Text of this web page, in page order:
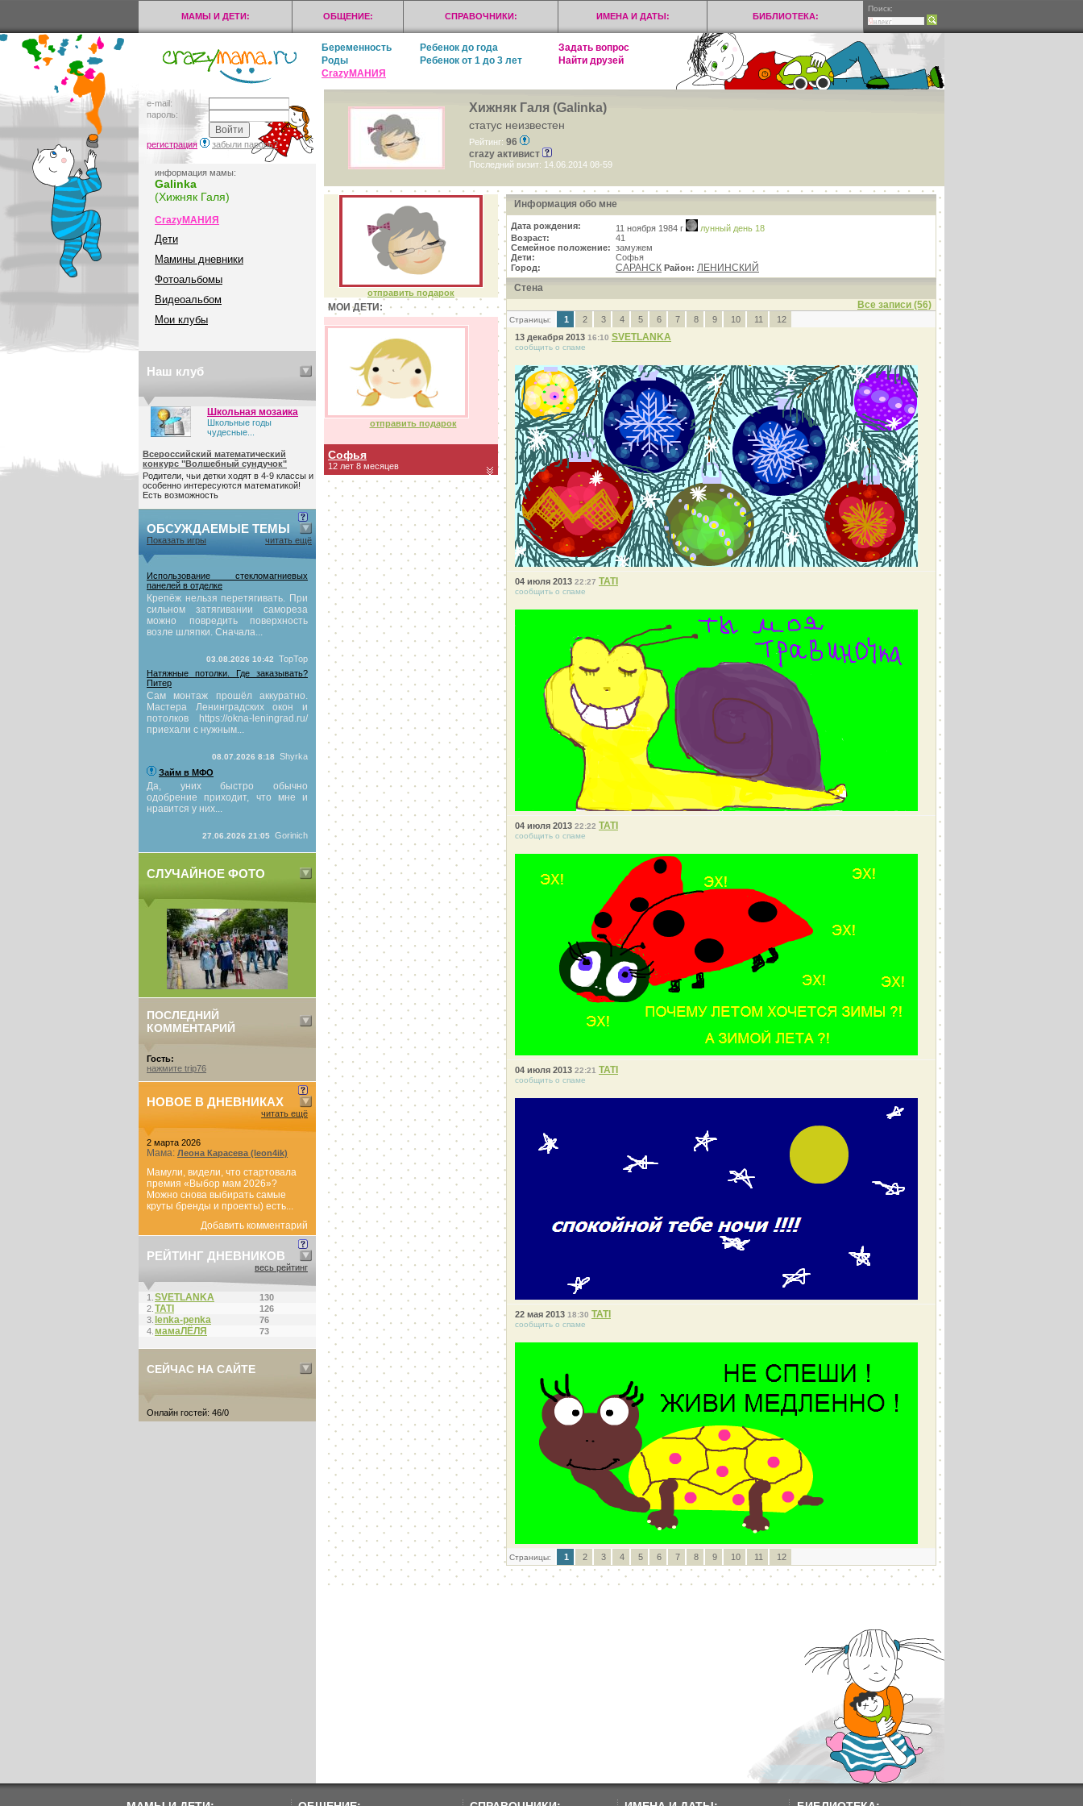
МАМЫ И ДЕТИ: ОБЩЕНИЕ: СПРАВОЧНИКИ: ИМЕНА И ДАТЫ: БИБЛИОТЕКА:
Поиск:
Беременность Ребенок до года
Задать вопрос
Роды
Ребенок от 1 до 3 лет
Найти друзей
CrazyМАНИЯ
e-mail:
пароль:
регистрация забыли пароль?
информация мамы:
Galinka
(Хижняк Галя)
CrazyМАНИЯ
Дети
Мамины дневники
Фотоальбомы
Видеоальбом
Мои клубы
Наш клуб
Школьная мозаика
Школьные годы
чудесные...
Всероссийский математический
конкурс "Волшебный сундучок"
Родители, чьи детки ходят в 4-9 классы и
особенно интересуются математикой!
Есть возможность
ОБСУЖДАЕМЫЕ ТЕМЫ
Показать игры читать ещё
Использование стекломагниевых
панелей в отделке
Крепёж нельзя перетягивать. При
сильном затягивании самореза
можно повредить поверхность
возле шляпки. Сначала...
03.08.2026 10:42
TopTop
Натяжные потолки. Где заказывать?
Питер
Сам монтаж прошёл аккуратно.
Мастера Ленинградских окон и
потолков https://okna-leningrad.ru/
приехали с нужным...
08.07.2026 8:18
Shyrka
Займ в МФО
Да, уних быстро обычно
одобрение приходит, что мне и
нравится у них...
27.06.2026 21:05 Gorinich
СЛУЧАЙНОЕ ФОТО
ПОСЛЕДНИЙ
КОММЕНТАРИЙ
Гость:
нажмите trip76
НОВОЕ В ДНЕВНИКАХ
читать ещё
2 марта 2026
Мама: Леона Карасева (leon4ik)
Мамули, видели, что стартовала
премия «Выбор мам 2026»?
Можно снова выбирать самые
круты бренды и проекты) есть...
Добавить комментарий
РЕЙТИНГ ДНЕВНИКОВ
весь рейтинг
1. SVETLANKA
130
2. ТАТI
126
3. lenka-penka
76
4. мамаЛЁЛЯ 73
СЕЙЧАС НА САЙТЕ
Онлайн гостей: 46/0
Хижняк Галя (Galinka)
статус неизвестен
Рейтинг: 96
crazy активист
Последний визит: 14.06.2014 08-59
отправить подарок
МОИ ДЕТИ:
отправить подарок
Софья
12 лет 8 месяцев
Информация обо мне
Дата рождения: 11 ноября 1984 г
лунный день 18
Возраст:
41
Семейное положение: замужем
Дети:
Софья
Город:
САРАНСК Район: ЛЕНИНСКИЙ
Стена
Все записи (56)
Страницы: 1 2 3 4 5 6 7 8 9 10 11
12
13 декабря 2013 16:10 SVETLANKA
сообщить о спаме
04 июля 2013 22:27 ТАТI
сообщить о спаме
04 июля 2013 22:22 ТАТI
сообщить о спаме
04 июля 2013 22:21 ТАТI
сообщить о спаме
22 мая 2013 18:30 ТАТI
сообщить о спаме
Страницы: 1 2 3 4 5 6 7 8 9 10 11 12